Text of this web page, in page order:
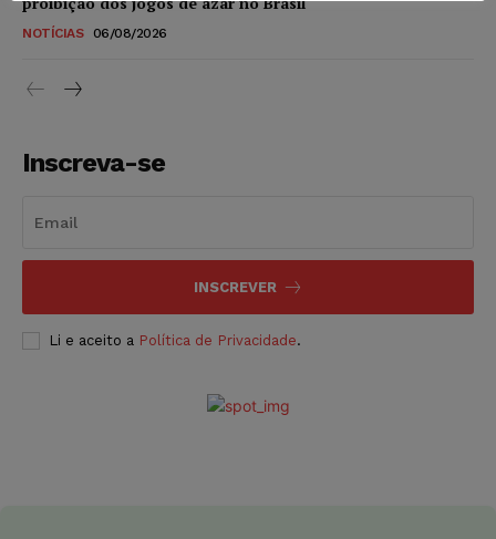
NOTÍCIAS 06/08/2026
Inscreva-se
INSCREVER
Li e aceito a Política de Privacidade.